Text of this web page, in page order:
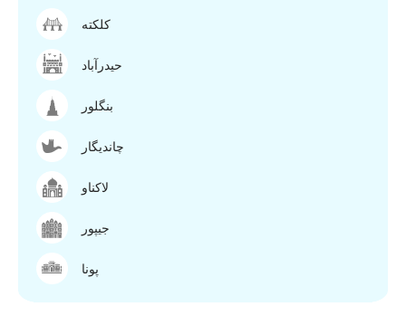
کلکته
حیدرآباد
بنگلور
چاندیگار
لاکناو
جیپور
پونا